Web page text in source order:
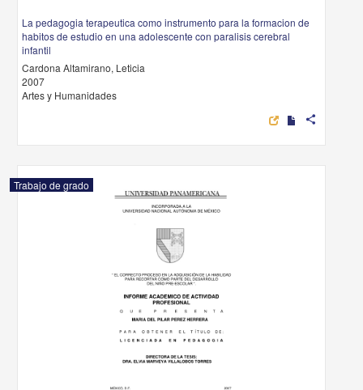
La pedagogia terapeutica como instrumento para la formacion de
habitos de estudio en una adolescente con paralisis cerebral
infantil
Cardona Altamirano, Leticia
2007
Artes y Humanidades
share
Trabajo de grado